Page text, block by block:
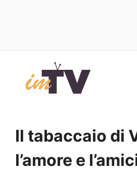
contenuto
Il tabaccaio di
l’amore e